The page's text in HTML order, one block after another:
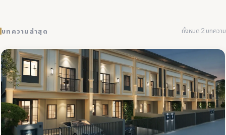
บทความล่าสุด ทั้งหมด 2 บทความ